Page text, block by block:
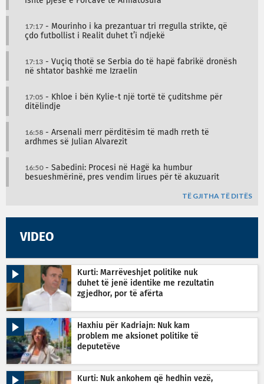
17:17 - Mourinho i ka prezantuar tri rregulla strikte, që
çdo futbollist i Realit duhet t’i ndjekë
17:13 - Vuçiq thotë se Serbia do të hapë fabrikë dronësh
në shtator bashkë me Izraelin
17:05 - Khloe i bën Kylie-t një tortë të çuditshme për
ditëlindje
16:58 - Arsenali merr përditësim të madh rreth të
ardhmes së Julian Alvarezit
16:50- Sabedini: Procesi në Hagë ka humbur
besueshmërinë, pres vendim lirues për të akuzuarit
TË GJITHA TË DITËS
VIDEO
Kurti: Marrëveshjet politike nuk
duhet të jenë identike me rezultatin
zgjedhor, por të afërta
Haxhiu për Kadriajn: Nuk kam
problem me aksionet politike të
deputetëve
Kurti: Nuk ankohem që hedhin vezë,